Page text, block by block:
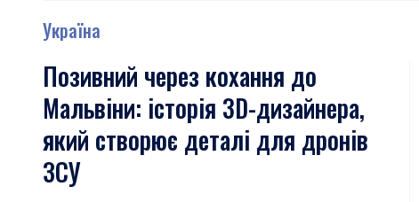
Україна
Позивний через кохання до
Мальвіни: історія 3D-дизайнера,
який створює деталі для дронів
ЗСУ